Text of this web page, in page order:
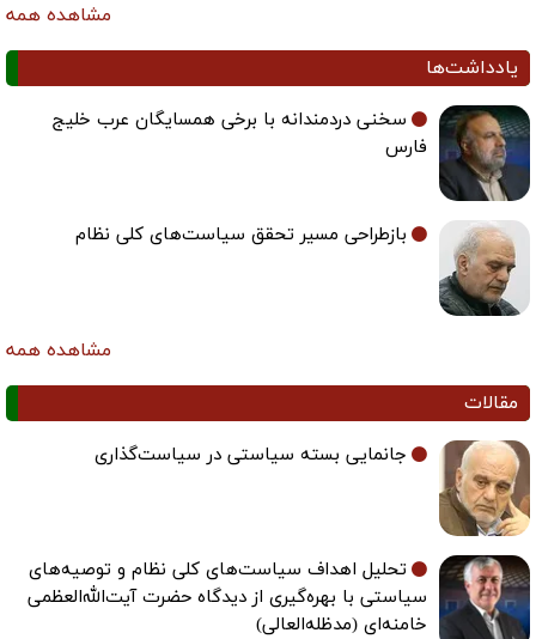
مشاهده همه
یادداشت‌ها
سخنی دردمندانه با برخی همسایگان عرب خلیج
فارس
بازطراحی مسیر تحقق سیاست‌های کلی نظام
مشاهده همه
مقالات
جانمایی بسته سیاستی در سیاست‌گذاری
تحلیل اهداف سیاست‌های کلی نظام و توصیه‌های
سیاستی با بهره‌گیری از دیدگاه حضرت آیت‌الله‌العظمی
خامنه‌ای (مدظله‌العالی)